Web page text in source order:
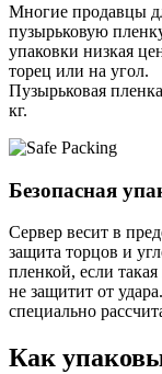
Многие продавцы
пузырьковую
упаковки низкая
торец или на угол.
Пузырьковая
кг.
Безопасная
Сервер весит в
защита торцов и
пленкой, если
не защитит от
специально
Как